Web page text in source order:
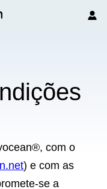
com o
) e com as
se a